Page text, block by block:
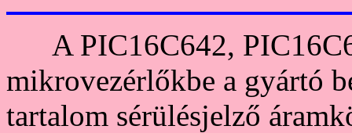
A PIC16C642,
mikrovezérlőkbe a gyártó
tartalom sérülésjelző